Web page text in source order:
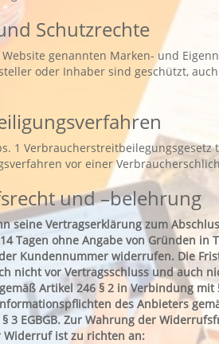
Schutzrechte
genannten Marken- und
oder Inhaber sind geschützt,
1
vor einer
und –belehrung
seine Vertragserklärung zum
Tagen ohne Angabe von Gründen in
Kundennummer widerrufen. Die
nicht vor Vertragsschluss und auch
Artikel 246 § 2 in Verbindung mit
des Anbieters
3 EGBGB. Zur Wahrung der
Widerruf ist zu richten an: